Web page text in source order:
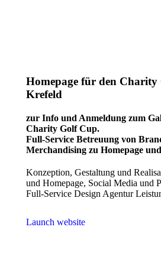
Homepage für den Charity
Krefeld
zur Info und Anmeldung zum
Charity Golf Cup.
Full-Service Betreuung von
Merchandising zu Homepage
Konzeption, Gestaltung und
und Homepage, Social Media und
Full-Service Design Agentur
Launch website